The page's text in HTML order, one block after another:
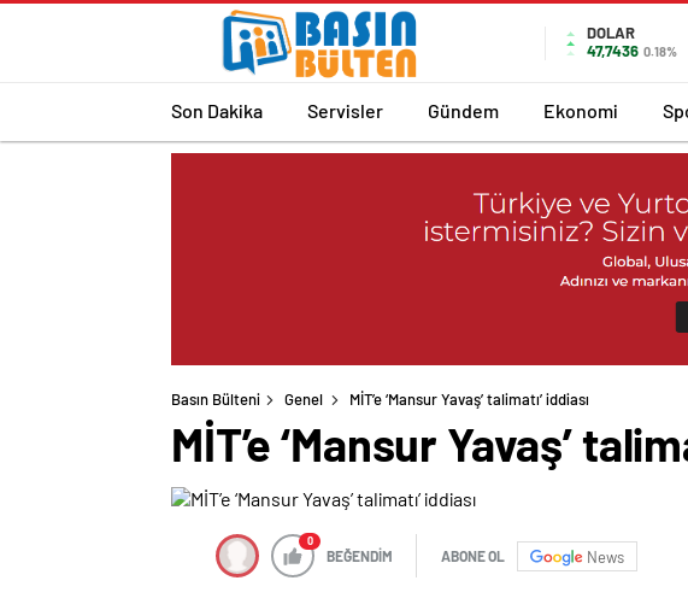
DOLAR
47,7436 0.18%
Son Dakika Servisler Gündem Ekonomi
Basın Bülteni Genel MİT’e ‘Mansur Yavaş’ talimatı’ iddiası
MİT’e ‘Mansur Yavaş’
0
BEĞENDİM ABONE OL News